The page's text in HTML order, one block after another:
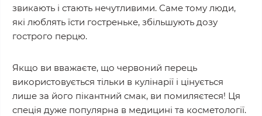
звикають і стають нечутливими. Саме тому люди,
які люблять їсти гостреньке, збільшують дозу
гострого перцю.
Якщо ви вважаєте, що червоний перець
використовується тільки в кулінарії і цінується
лише за його пікантний смак, ви помиляєтеся! Ця
спеція дуже популярна в медицині та косметології.